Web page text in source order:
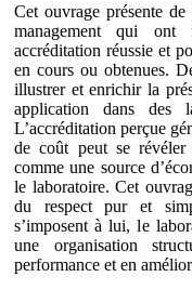
Cet ouvrage présente
management qui
accréditation réussie et
en cours ou obtenues.
illustrer et enrichir la
application dans des
L’accréditation perçue
de coût peut se
comme une source
le laboratoire. Cet
du respect pur et
s’imposent à lui, le
une organisation
performance et en